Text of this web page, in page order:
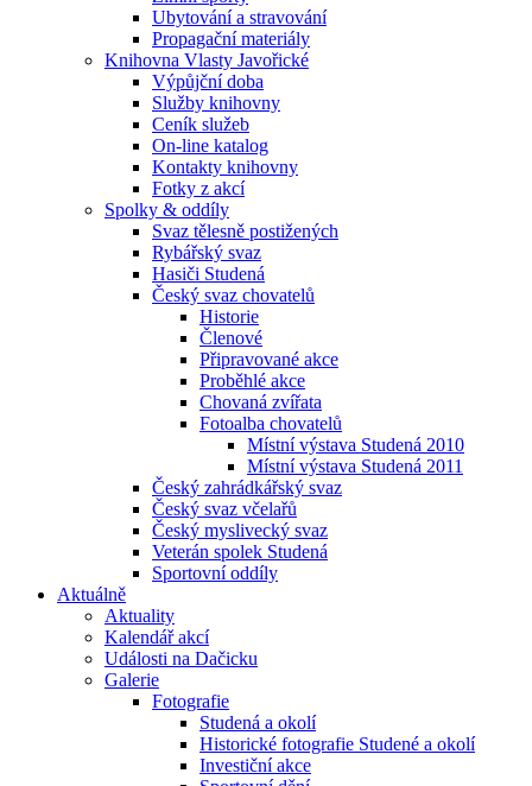
Ubytování a stravování
Propagační materiály
Knihovna Vlasty Javořické
Výpůjční doba
Služby knihovny
Ceník služeb
On-line katalog
Kontakty knihovny
Fotky z akcí
Spolky & oddíly
Svaz tělesně postižených
Rybářský svaz
Hasiči Studená
Český svaz chovatelů
Historie
Členové
Připravované akce
Proběhlé akce
Chovaná zvířata
Fotoalba chovatelů
Místní výstava Studená 2010
Místní výstava Studená 2011
Český zahrádkářský svaz
Český svaz včelařů
Český myslivecký svaz
Veterán spolek Studená
Sportovní oddíly
Aktuálně
Aktuality
Kalendář akcí
Události na Dačicku
Galerie
Fotografie
Studená a okolí
Historické fotografie Studené a okolí
Investiční akce